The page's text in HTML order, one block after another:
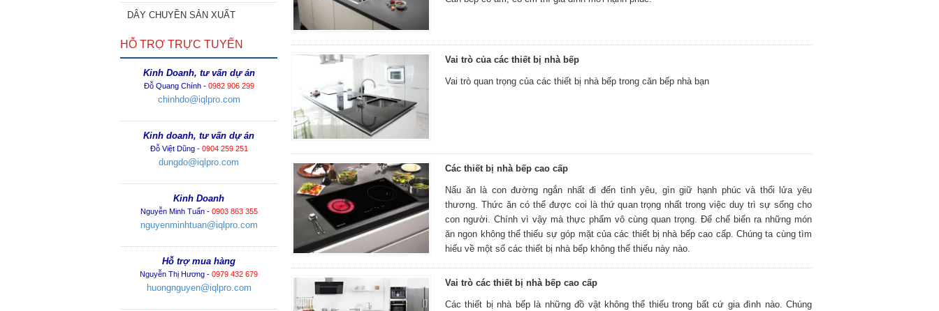
DÂY CHUYỀN SẢN XUẤT
HỖ TRỢ TRỰC TUYẾN
Kinh Doanh, tư vấn dự án
Đỗ Quang Chính - 0982 906 299
chinhdo@iqlpro.com
Kinh doanh, tư vấn dự án
Đỗ Việt Dũng - 0904 259 251
dungdo@iqlpro.com
Kinh Doanh
Nguyễn Minh Tuấn - 0903 863 355
nguyenminhtuan@iqlpro.com
Hỗ trợ mua hàng
Nguyễn Thị Hương - 0979 432 679
huongnguyen@iqlpro.com
Vai trò của các thiết bị nhà bếp
Vai trò quan trọng của các thiết bị nhà bếp trong căn bếp nhà bạn
Các thiết bị nhà bếp cao cấp
Nấu ăn là con đường ngắn nhất đi đến tình yêu, gìn giữ hạnh phúc và thổi lửa yêu
thương. Thức ăn có thể được coi là thứ quan trọng nhất trong việc duy trì sự sống cho
con người. Chính vì vậy mà thực phẩm vô cùng quan trọng. Để chế biển ra những món
ăn ngon không thể thiếu sự góp mặt của các thiết bị nhà bếp cao cấp. Chúng ta cùng tìm
hiểu về một số các thiết bị nhà bếp không thể thiếu này nào.
Vai trò các thiết bị nhà bếp cao cấp
Các thiết bị nhà bếp là những đồ vật không thể thiếu trong bất cứ gia đình nào. Chúng